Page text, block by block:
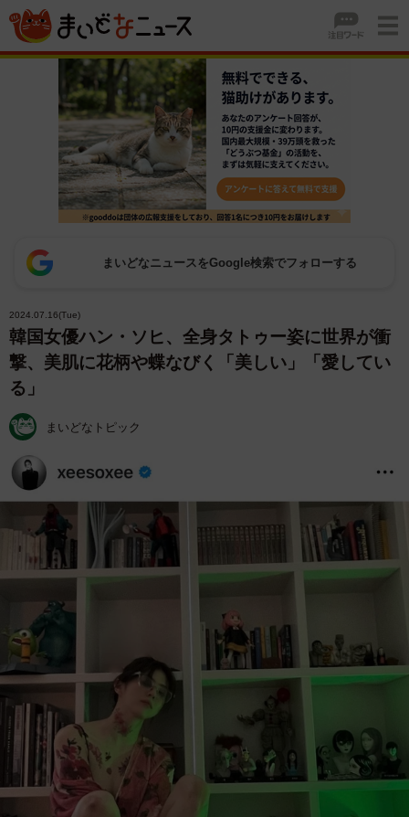
まいどなニュースをGoogle検索でフォローする
2024.07.16(Tue)
韓国女優ハン・ソヒ、全身タトゥー姿に世界が衝
撃、美肌に花柄や蝶なびく「美しい」「愛してい
る」
まいどなトピック